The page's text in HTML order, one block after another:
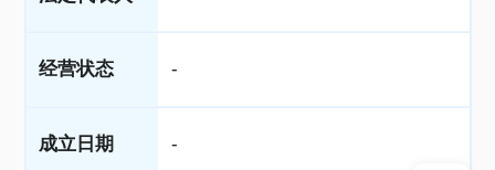
经营状态 -
成立日期 -